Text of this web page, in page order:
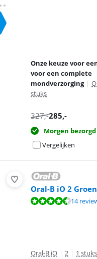
Onze keuze voor
voor een complete
mondverzorging |
stuks
327,-285,-
Morgen bezorgd
Vergelijken
Oral-B iO 2 Groen
van de 10, gebaseerd op 14
14
Oral-B iO | 2 | 1 stuks